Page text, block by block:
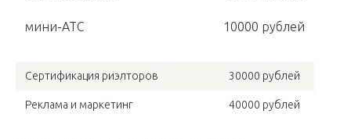
мини-АТС 10000 рублей
Сертификация риэлторов 30000 рублей
Реклама и маркетинг 40000 рублей